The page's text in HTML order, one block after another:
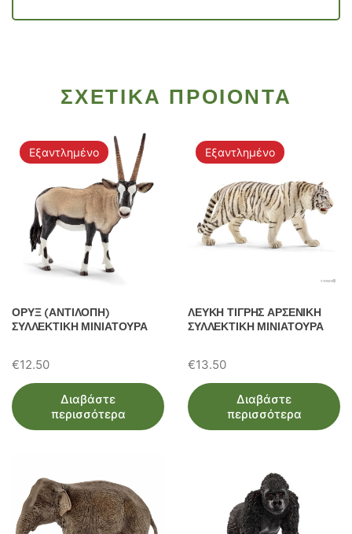
ΣΧΕΤΙΚΑ ΠΡΟΙΟΝΤΑ
Εξαντλημένο
ΟΡΥΞ (ΑΝΤΙΛΟΠΗ)
ΣΥΛΛΕΚΤΙΚΗ ΜΙΝΙΑΤΟΥΡΑ
€12.50
Διαβάστε
περισσότερα
Εξαντλημένο
ΛΕΥΚΗ ΤΙΓΡΗΣ ΑΡΣΕΝΙΚΗ
ΣΥΛΛΕΚΤΙΚΗ ΜΙΝΙΑΤΟΥΡΑ
€13.50
Διαβάστε
περισσότερα